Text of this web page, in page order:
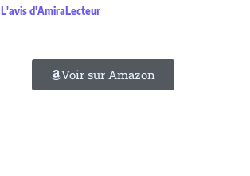
L'avis d'AmiraLecteur
Voir sur Amazon